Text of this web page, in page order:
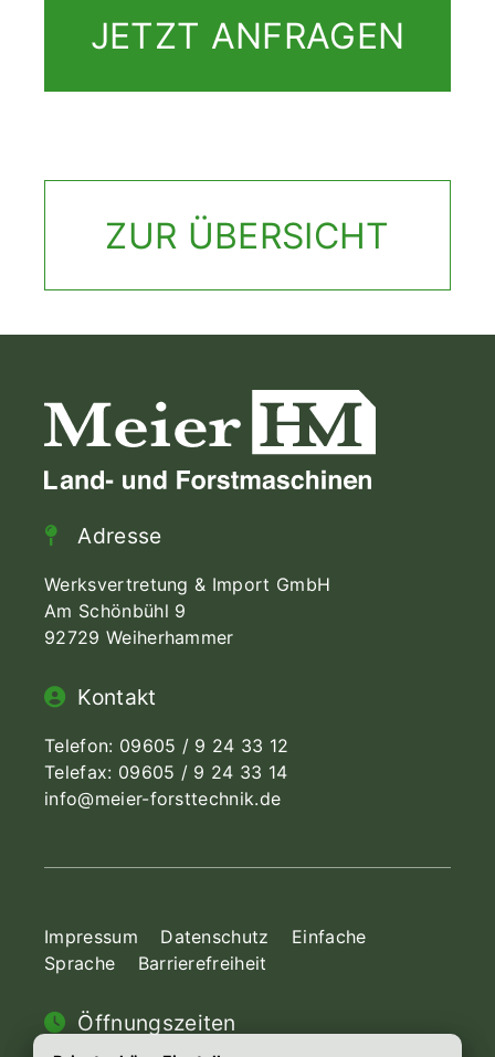
JETZT ANFRAGEN
ZUR ÜBERSICHT
Adresse
Werksvertretung & Import GmbH
Am Schönbühl 9
92729 Weiherhammer
Kontakt
Telefon: 09605 / 9 24 33 12
Telefax: 09605 / 9 24 33 14
info@meier-forsttechnik.de
Impressum Datenschutz
Einfache
Sprache
Barrierefreiheit
Öffnungszeiten